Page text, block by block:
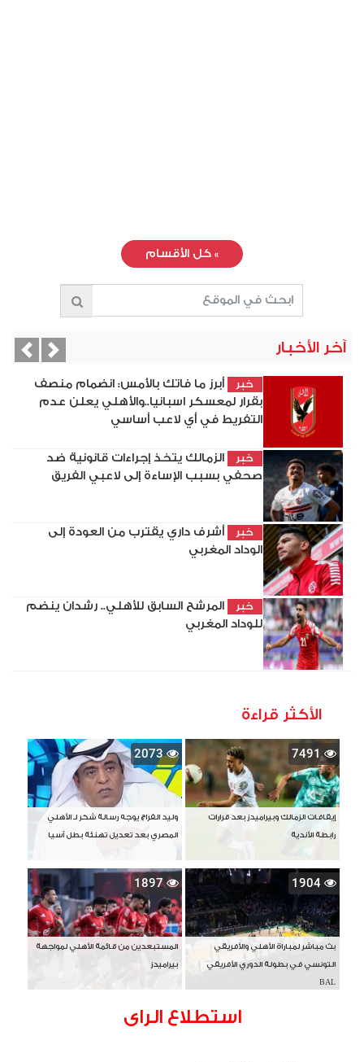
» كل الأقسام
آخر الأخبار
خبر
أبرز ما فاتك بالأمس: انضمام منصف
بقرار لمعسكر اسبانيا..والأهلي يعلن عدم
التفريط في أي لاعب أساسي
خبر
الزمالك يتخذ إجراءات قانونية ضد
صحفي بسبب الإساءة إلى لاعبي الفريق
خبر
أشرف داري يقترب من العودة إلى
الوداد المغربي
خبر
المرشح السابق للأهلي.. رشدان ينضم
للوداد المغربي
Next
الأكثر قراءة
7491
إيقافات الزمالك وبيراميدز بعد قرارات
رابطة الأندية
2073
وليد الفراج يوجه رسالة شكر لـ الأهلي
المصري بعد تعديل تهنئة بطل آسيا
1904
بث مباشر لمباراة الأهلي والأفريقي
التونسي في بطولة الدوري الأفريقي
BAL
1897
المستبعدين من قائمة الأهلي لمواجهة
بيراميدز
استطلاع الراى